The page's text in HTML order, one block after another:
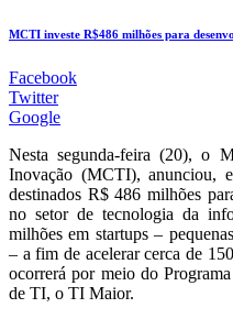
MCTI investe R$486 milhões para
Facebook
Twitter
Google
Nesta segunda-feira (20), o
Inovação (MCTI), anunciou,
destinados R$ 486 milhões
no setor de tecnologia da
milhões em startups –
– a fim de acelerar cerca de
ocorrerá por meio do
de TI, o TI Maior.